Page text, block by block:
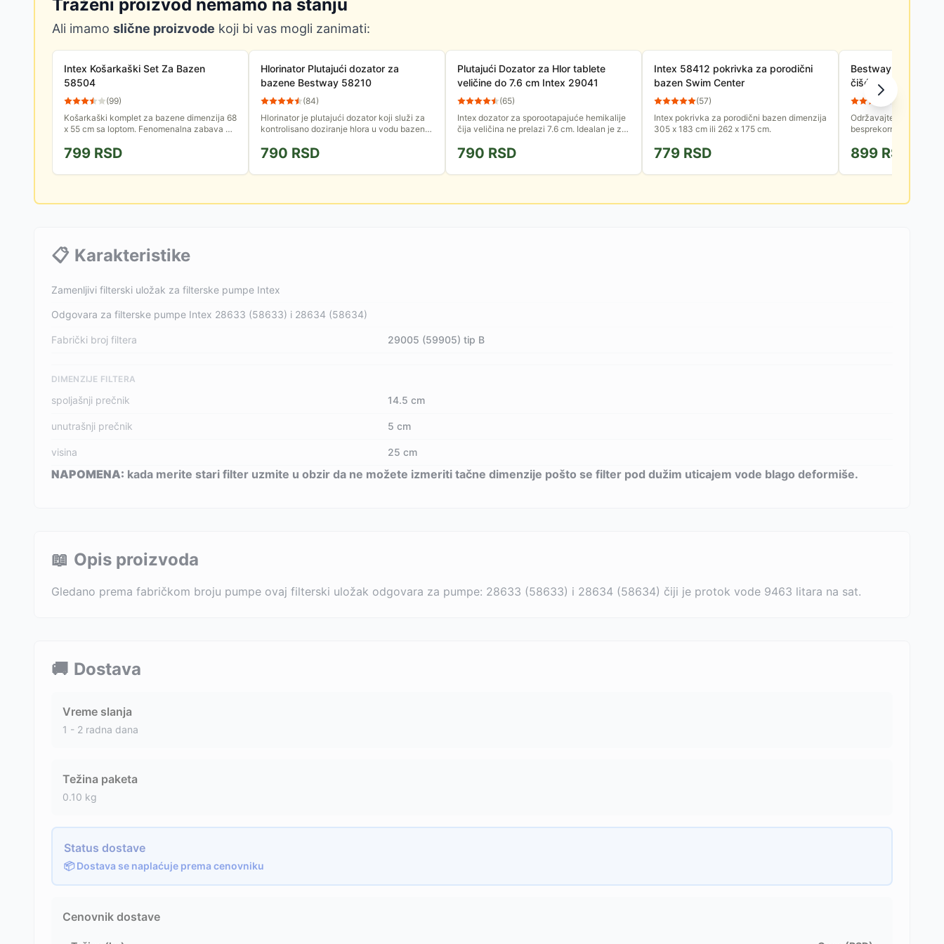
Traženi proizvod nemamo na stanju
Ali imamo slične proizvode koji bi vas mogli zanimati:
Intex Košarkaški Set Za Bazen
58504
(99)
Košarkaški komplet za bazene dimenzija 68
x 55 cm sa loptom. Fenomenalna zabava za
799 RSD
Hlorinator Plutajući dozator za
bazene Bestway 58210
(84)
Hlorinator je plutajući dozator koji služi za
kontrolisano doziranje hlora u vodu bazena.
na taj način...
790 RSD
Plutajući Dozator za Hlor tablete
veličine do 7.6 cm Intex 29041
(65)
Intex dozator za sporootapajuće hemikalije
čija veličina ne prelazi 7.6 cm. Idealan je za
se koristi i...
790 RSD
Intex 58412 pokrivka za porodični
bazen Swim Center
(57)
Intex pokrivka za porodični bazen dimenzija
305 x 183 cm ili 262 x 175 cm.
779 RSD
Bestway Flowclear
čišćenje bazena
(
Održavajte površinu
besprekorno čistom i
lišće. Isporučuje se bez
899 RSD
📋 Karakteristike
Zamenljivi filterski uložak za filterske pumpe Intex
Odgovara za filterske pumpe Intex 28633 (58633) i 28634 (58634)
Fabrički broj filtera 29005 (59905) tip B
DIMENZIJE FILTERA
spoljašnji prečnik 14.5 cm
unutrašnji prečnik 5 cm
visina 25 cm
NAPOMENA: kada merite stari filter uzmite u obzir da ne možete izmeriti tačne dimenzije pošto se filter pod dužim uticajem vode blago deformiše.
📖 Opis proizvoda
Gledano prema fabričkom broju pumpe ovaj filterski uložak odgovara za pumpe: 28633 (58633) i 28634 (58634) čiji je protok vode 9463 litara na sat.
🚚 Dostava
Vreme slanja
1 - 2 radna dana
Težina paketa
0.10 kg
Status dostave
📦 Dostava se naplaćuje prema cenovniku
Cenovnik dostave